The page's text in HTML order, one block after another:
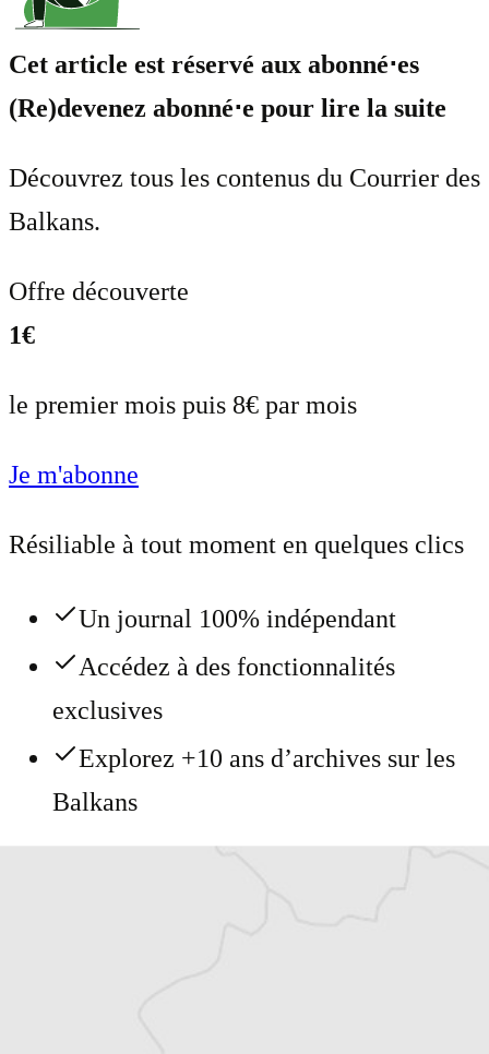
Cet article est réservé aux abonné⋅es
(Re)devenez abonné⋅e pour lire la suite
Découvrez tous les contenus du Courrier des
Balkans.
Offre découverte
1€
le premier mois puis 8€ par mois
Je m'abonne
Résiliable à tout moment en quelques clics
Un journal 100% indépendant
Accédez à des fonctionnalités
exclusives
Explorez +10 ans d’archives sur les
Balkans